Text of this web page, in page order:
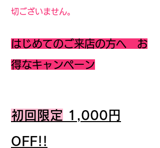
切ございません。
はじめてのご来店の方へ お
得なキャンペーン
初回限定 1,000円
OFF!!